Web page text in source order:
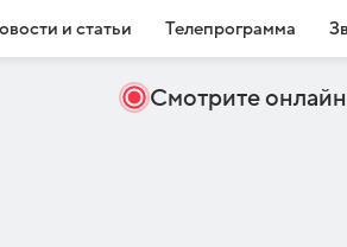
и статьи Телепрограмма
Смотрите онлайн